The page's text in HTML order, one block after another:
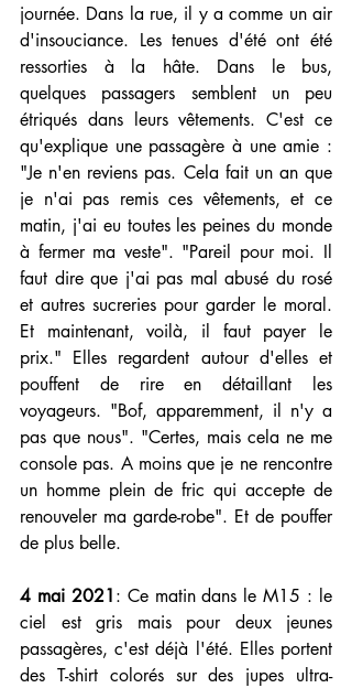
journée. Dans la rue, il y a comme un air
d'insouciance. Les tenues d'été ont été
ressorties à la hâte. Dans le bus,
quelques passagers semblent un peu
étriqués dans leurs vêtements. C'est ce
qu'explique une passagère à une amie :
"Je n'en reviens pas. Cela fait un an que
je n'ai pas remis ces vêtements, et ce
matin, j'ai eu toutes les peines du monde
à fermer ma veste". "Pareil pour moi. Il
faut dire que j'ai pas mal abusé du rosé
et autres sucreries pour garder le moral.
Et maintenant, voilà, il faut payer le
prix." Elles regardent autour d'elles et
pouffent de rire en détaillant les
voyageurs. "Bof, apparemment, il n'y a
pas que nous". "Certes, mais cela ne me
console pas. A moins que je ne rencontre
un homme plein de fric qui accepte de
renouveler ma garde-robe". Et de pouffer
de plus belle.
4 mai 2021: Ce matin dans le M15 : le
ciel est gris mais pour deux jeunes
passagères, c'est déjà l'été. Elles portent
des T-shirt colorés sur des jupes ultra-